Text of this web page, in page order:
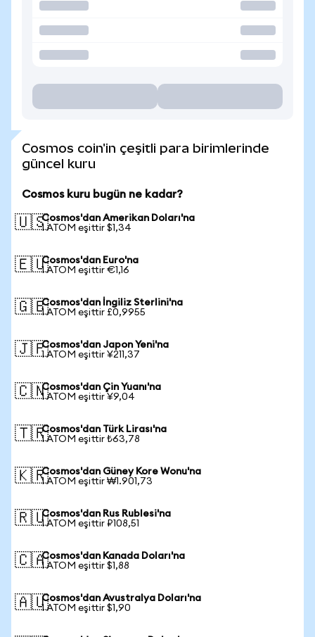
Cosmos coin'in çeşitli para birimlerinde
güncel kuru
Cosmos kuru bugün ne kadar?
🇺🇸Cosmos'dan Amerikan Doları'na
1 ATOM eşittir $1,34
🇪🇺Cosmos'dan Euro'na
1 ATOM eşittir €1,16
🇬🇧Cosmos'dan İngiliz Sterlini'na
1 ATOM eşittir £0,9955
🇯🇵Cosmos'dan Japon Yeni'na
1 ATOM eşittir ¥211,37
🇨🇳Cosmos'dan Çin Yuanı'na
1 ATOM eşittir ¥9,04
🇹🇷Cosmos'dan Türk Lirası'na
1 ATOM eşittir ₺63,78
🇰🇷Cosmos'dan Güney Kore Wonu'na
1 ATOM eşittir ₩1.901,73
🇷🇺Cosmos'dan Rus Rublesi'na
1 ATOM eşittir ₽108,51
🇨🇦Cosmos'dan Kanada Doları'na
1 ATOM eşittir $1,88
🇦🇺Cosmos'dan Avustralya Doları'na
1 ATOM eşittir $1,90